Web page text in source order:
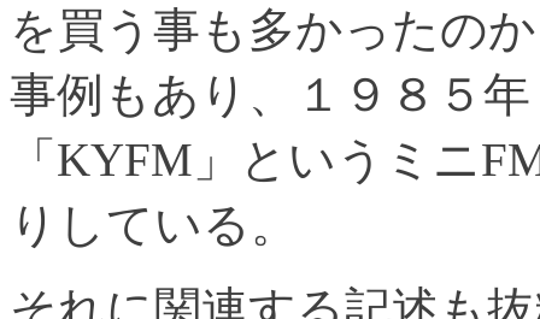
を買う事も多かったの
事例もあり、１９８５
「KYFM」というミニ
りしている。